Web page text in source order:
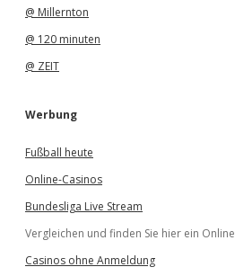
@ Millernton
@ 120 minuten
@ ZEIT
Werbung
Fußball heute
Online-Casinos
Bundesliga Live Stream
Vergleichen und finden Sie hier ein Online
Casinos ohne Anmeldung